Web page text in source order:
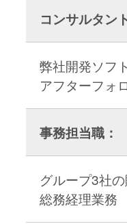
コンサルタン
弊社開発ソフ
アフターフォ
事務担当職：
グループ3社
総務経理業務